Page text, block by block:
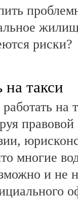
риски?
на такси
на
правовой
многие
и не